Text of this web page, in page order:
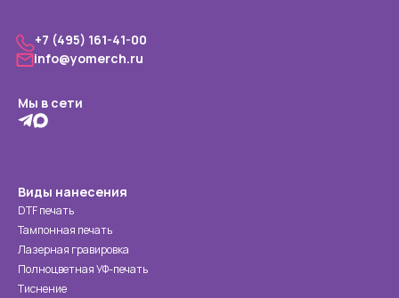
+7 (495) 161-41-00
info@yomerch.ru
Мы в сети
Виды нанесения
DTF печать
Тампонная печать
Лазерная гравировка
Полноцветная УФ-печать
Тиснение